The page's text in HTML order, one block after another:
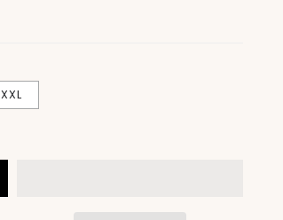
XXL